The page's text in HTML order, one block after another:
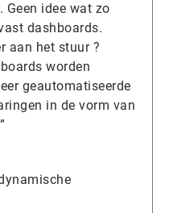
idee wat zo
dashboards.
aan het stuur ?
worden
geautomatiseerde
in de vorm van